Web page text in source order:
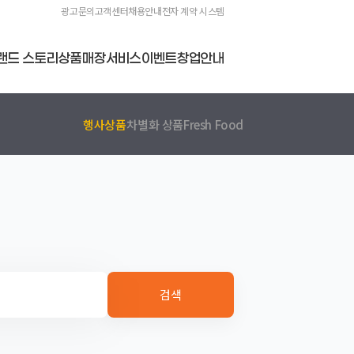
광고문의고객센터채용안내전자 계약 시스템
드 스토리상품매장서비스이벤트창업안내
행사상품차별화 상품Fresh Food
검색